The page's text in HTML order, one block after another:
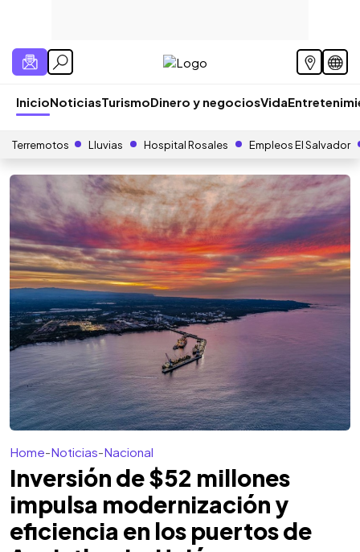
InicioNoticiasTurismoDinero y negociosVida
Terremotos Lluvias Hospital Rosales Empleos El Salvador
Home-Noticias-Nacional
Inversión de $52 millones
impulsa modernización y
eficiencia en los puertos de